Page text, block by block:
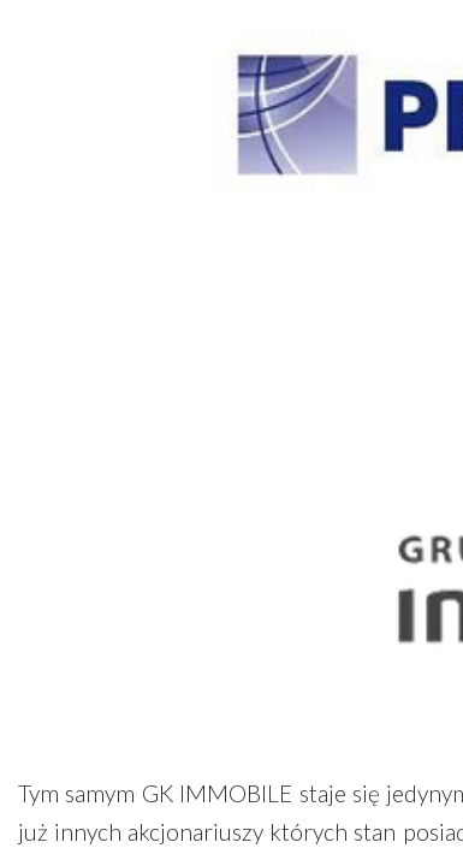
Tym samym GK IMMOBILE staje się
już innych akcjonariuszy których stan